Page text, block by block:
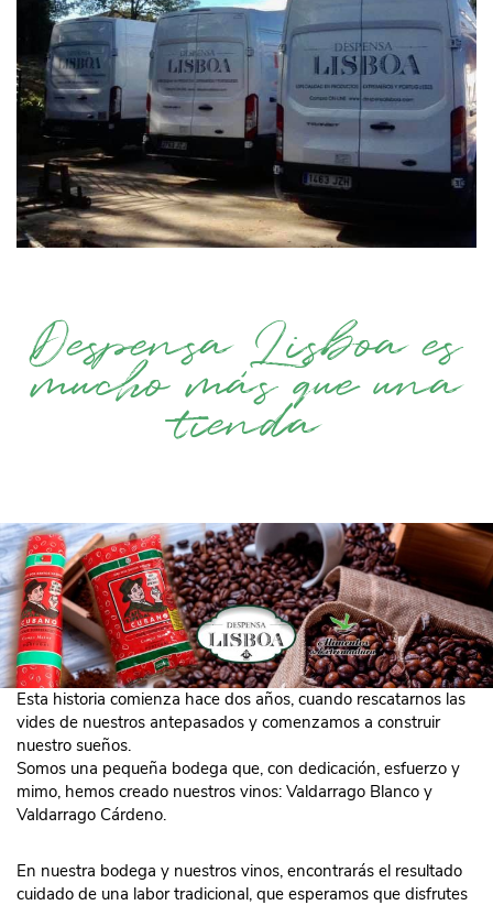
Despensa Lisboa es
mucho más que una
tienda
Esta historia comienza hace dos años, cuando rescatarnos las
vides de nuestros antepasados y comenzamos a construir
nuestro sueños.
Somos una pequeña bodega que, con dedicación, esfuerzo y
mimo, hemos creado nuestros vinos: Valdarrago Blanco y
Valdarrago Cárdeno.
En nuestra bodega y nuestros vinos, encontrarás el resultado
cuidado de una labor tradicional, que esperamos que disfrutes